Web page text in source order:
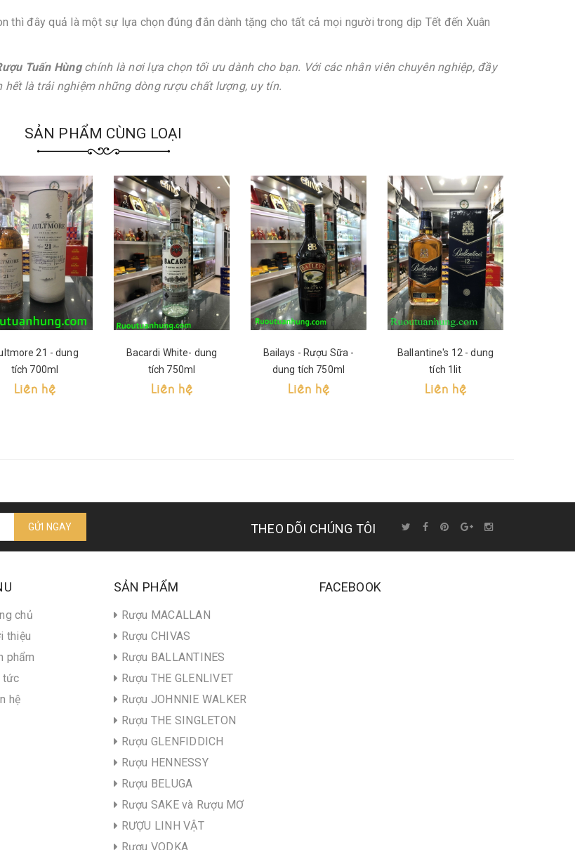
thì đây quả là một sự lựa chọn đúng đắn dành tặng cho tất cả mọi người trong dịp Tết đến Xuân
Tuấn Hùngchính là nơi lựa chọn tối ưu dành cho bạn. Với các nhân viên chuyên nghiệp, đầy
là trải nghiệm những dòng rượu chất lượng, uy tín.
SẢN PHẨM CÙNG LOẠI
21 - dung
tích 700ml
Liên hệ
Bacardi White- dung
tích 750ml
Liên hệ
Bailays - Rượu Sữa -
dung tích 750ml
Liên hệ
Ballantine's 12 - dung
tích 1lit
Liên hệ
GỬI NGAY THEO DÕI CHÚNG TÔI
chủ
thiệu
phẩm
tức
hệ
SẢN PHẨM
Rượu MACALLAN
Rượu CHIVAS
Rượu BALLANTINES
Rượu THE GLENLIVET
Rượu JOHNNIE WALKER
Rượu THE SINGLETON
Rượu GLENFIDDICH
Rượu HENNESSY
Rượu BELUGA
Rượu SAKE và Rượu MƠ
RƯỢU LINH VẬT
Rượu VODKA
FACEBOOK